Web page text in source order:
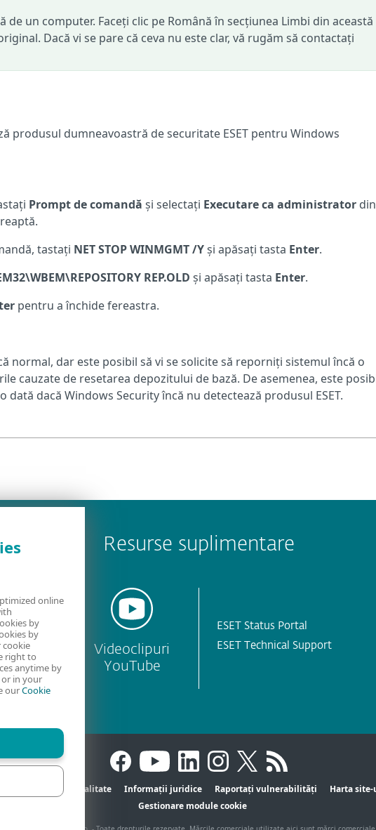
de un computer. Faceți clic pe Română în secțiunea Limbi din această
Dacă vi se pare că ceva nu este clar, vă rugăm să contactați
produsul dumneavoastră de securitate ESET pentru Windows
Prompt de comandă și selectați Executare ca administrator din
tastați NET STOP WINMGMT /Yși apăsați tasta Enter.
REP.OLD și apăsați tasta Enter.
pentru a închide fereastra.
normal, dar este posibil să vi se solicite să reporniți sistemul încă o
cauzate de resetarea depozitului de bază. De asemenea, este
dacă Windows Security încă nu detectează produsul ESET.
Resurse suplimentare
Videoclipuri
YouTube
ESET Status Portal
ESET Technical Support
Confidențialitate Informații juridice Raportați vulnerabilități
Harta
Gestionare module cookie
online
by
by
cookie
right to
anytime by
in your
ourCookie